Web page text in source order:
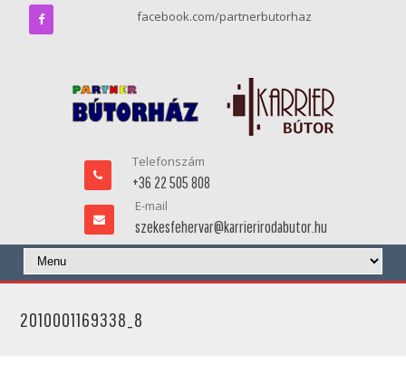
facebook.com/partnerbutorhaz
Telefonszám
+36 22 505 808
E-mail
szekesfehervar@karrierirodabutor.hu
2010001169338_8